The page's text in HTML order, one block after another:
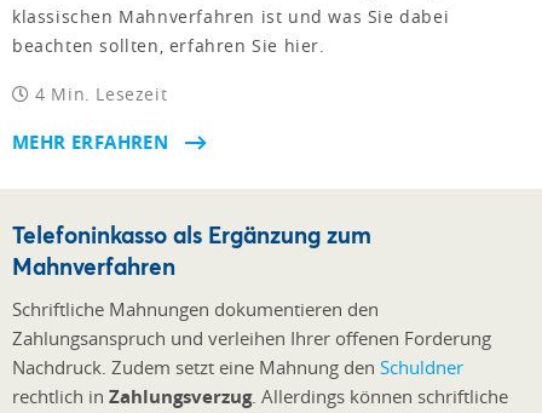
klassischen Mahnverfahren ist und was Sie dabei
beachten sollten, erfahren Sie hier.
4 Min. Lesezeit
MEHR ERFAHREN
Telefoninkasso als Ergänzung zum
Mahnverfahren
Schriftliche Mahnungen dokumentieren den
Zahlungsanspruch und verleihen Ihrer offenen Forderung
Nachdruck. Zudem setzt eine Mahnung den Schuldner
rechtlich in Zahlungsverzug. Allerdings können schriftliche